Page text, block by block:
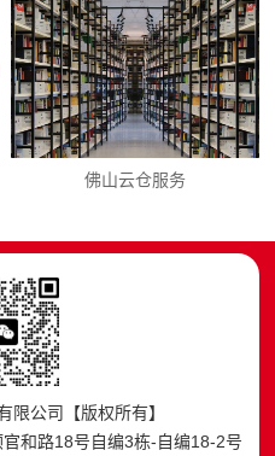
佛山云仓服务
限公司【版权所有】
和路18号自编3栋-自编18-2号